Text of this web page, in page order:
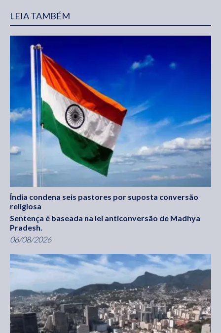
LEIA TAMBÉM
Índia condena seis pastores por suposta conversão
religiosa
Sentença é baseada na lei anticonversão de Madhya
Pradesh.
06/08/2026